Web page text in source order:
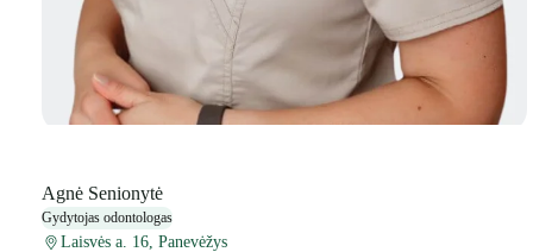
Agnė Senionytė
Gydytojas odontologas
Laisvės a. 16, Panevėžys